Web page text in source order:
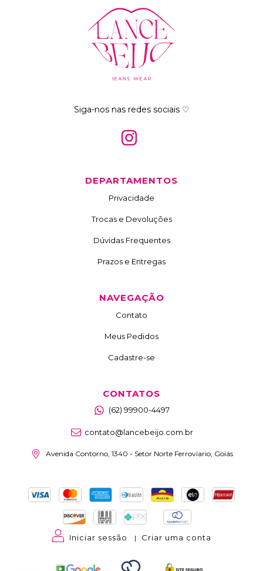
Siga-nos nas redes sociais ♡
DEPARTAMENTOS
Privacidade
Trocas e Devoluções
Dúvidas Frequentes
Prazos e Entregas
NAVEGAÇÃO
Contato
Meus Pedidos
Cadastre-se
CONTATOS
(62) 99900-4497
contato@lancebeijo.com.br
Avenida Contorno, 1340 - Setor Norte Ferroviario, Goiás
Iniciar sessão | Criar uma conta